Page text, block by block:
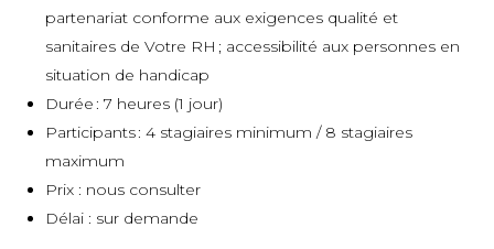
partenariat conforme aux exigences qualité et
sanitaires de Votre RH ; accessibilité aux personnes en
situation de handicap
Durée : 7 heures (1 jour)
Participants : 4 stagiaires minimum / 8 stagiaires
maximum
Prix : nous consulter
Délai : sur demande